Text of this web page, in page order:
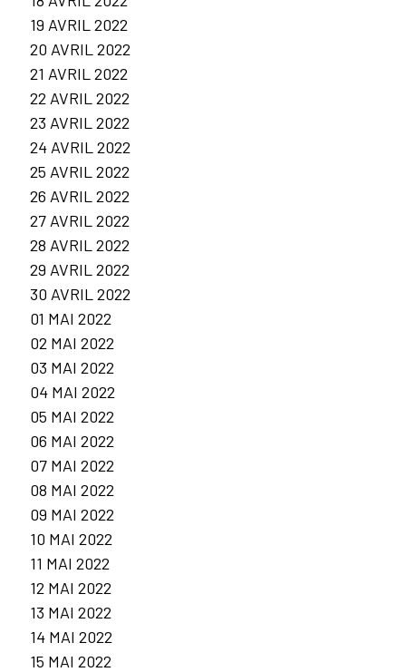
19 AVRIL 2022
20 AVRIL 2022
21 AVRIL 2022
22 AVRIL 2022
23 AVRIL 2022
24 AVRIL 2022
25 AVRIL 2022
26 AVRIL 2022
27 AVRIL 2022
28 AVRIL 2022
29 AVRIL 2022
30 AVRIL 2022
01 MAI 2022
02 MAI 2022
03 MAI 2022
04 MAI 2022
05 MAI 2022
06 MAI 2022
07 MAI 2022
08 MAI 2022
09 MAI 2022
10 MAI 2022
11 MAI 2022
12 MAI 2022
13 MAI 2022
14 MAI 2022
15 MAI 2022